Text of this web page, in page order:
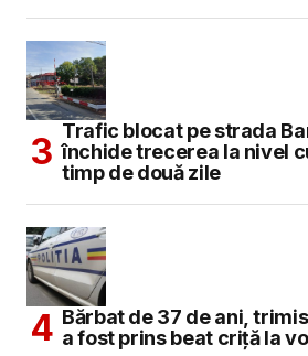
Trafic blocat pe strada
închide trecerea la nivel
timp de două zile
Bărbat de 37 de ani,
a fost prins beat criță la